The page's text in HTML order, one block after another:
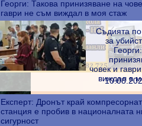
Георги: Такова принизяване на
гаври не съм виждал в моя стаж
Съдията
за
човек и
виждал в
Експерт: Дронът край
станция е пробив в националната
сигурност